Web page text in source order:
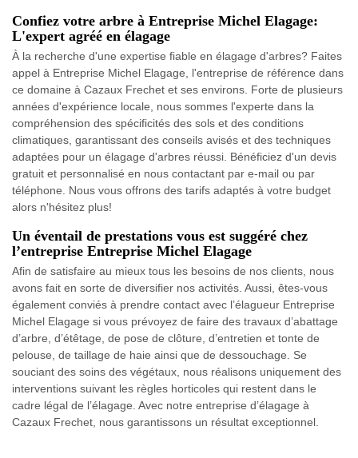
Confiez votre arbre à Entreprise Michel Elagage:
L'expert agréé en élagage
À la recherche d'une expertise fiable en élagage d'arbres? Faites
appel à Entreprise Michel Elagage, l'entreprise de référence dans
ce domaine à Cazaux Frechet et ses environs. Forte de plusieurs
années d'expérience locale, nous sommes l'experte dans la
compréhension des spécificités des sols et des conditions
climatiques, garantissant des conseils avisés et des techniques
adaptées pour un élagage d'arbres réussi. Bénéficiez d'un devis
gratuit et personnalisé en nous contactant par e-mail ou par
téléphone. Nous vous offrons des tarifs adaptés à votre budget
alors n'hésitez plus!
Un éventail de prestations vous est suggéré chez
l’entreprise Entreprise Michel Elagage
Afin de satisfaire au mieux tous les besoins de nos clients, nous
avons fait en sorte de diversifier nos activités. Aussi, êtes-vous
également conviés à prendre contact avec l’élagueur Entreprise
Michel Elagage si vous prévoyez de faire des travaux d’abattage
d’arbre, d’étêtage, de pose de clôture, d’entretien et tonte de
pelouse, de taillage de haie ainsi que de dessouchage. Se
souciant des soins des végétaux, nous réalisons uniquement des
interventions suivant les règles horticoles qui restent dans le
cadre légal de l’élagage. Avec notre entreprise d’élagage à
Cazaux Frechet, nous garantissons un résultat exceptionnel.